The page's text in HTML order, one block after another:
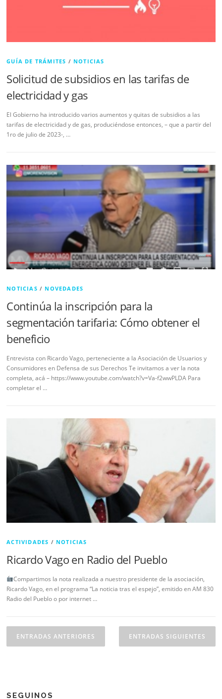
GUÍA DE TRÁMITES / NOTICIAS
Solicitud de subsidios en las tarifas de
electricidad y gas
El Gobierno ha introducido varios aumentos y quitas de subsidios a las
tarifas de electricidad y de gas, produciéndose entonces, – que a partir del
1ro de julio de 2023-, …
NOTICIAS / NOVEDADES
Continúa la inscripción para la
segmentación tarifaria: Cómo obtener el
beneficio
Entrevista con Ricardo Vago, perteneciente a la Asociación de Usuarios y
Consumidores en Defensa de sus Derechos Te invitamos a ver la nota
completa, acá – https://www.youtube.com/watch?v=Va-f2wwPLDA Para
completar el …
ACTIVIDADES / NOTICIAS
Ricardo Vago en Radio del Pueblo
Compartimos la nota realizada a nuestro presidente de la asociación,
Ricardo Vago, en el programa “La noticia tras el espejo”, emitido en AM 830
Radio del Pueblo o por internet …
Navegación de entradas
ENTRADAS ANTERIORES ENTRADAS SIGUIENTES
SEGUINOS